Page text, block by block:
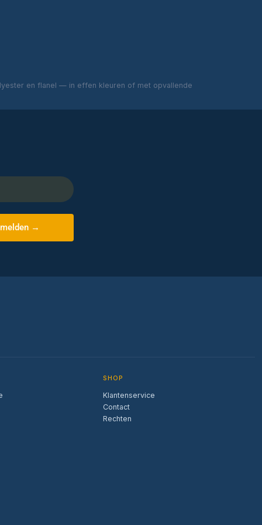
en flanel — in effen kleuren of met opvallende
→
SHOP
Klantenservice
Contact
Rechten